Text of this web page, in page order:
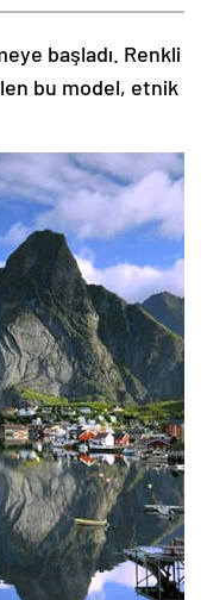
başladı. Renkli
bu model, etnik